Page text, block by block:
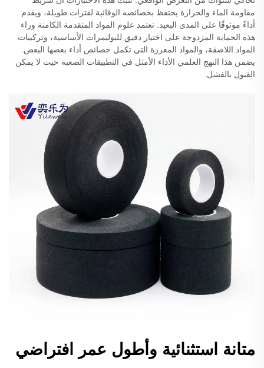
مقاومة الماء والحرارة يحتفظ بخصائصه الوقائية لفترات طويلة، ويقدم
أداءً موثوقًا على المدى البعيد. تعتمد علوم المواد المتقدمة الكامنة وراء
هذه الحماية المزدوجة على اختيار دقيق للبوليمرات الأساسية، وتركيبات
المواد اللاصقة، والمواد المعززة التي تكمل خصائص أداء بعضها البعض.
يضمن هذا النهج العلمي الأداء الأمثل في التطبيقات الصعبة حيث لا يمكن
القبول بالفشل.
متانة استثنائية وأطول عمر افتراضي